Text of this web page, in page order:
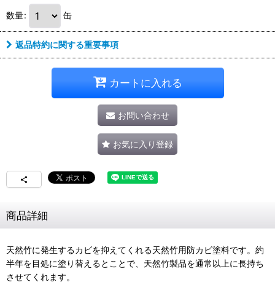
数量: 缶
返品特約に関する重要事項
カートに入れる
お問い合わせ
お気に入り登録
商品詳細
天然竹に発生するカビを抑えてくれる天然竹用防カビ塗料です。約
半年を目処に塗り替えるとことで、天然竹製品を通常以上に長持ち
させてくれます。